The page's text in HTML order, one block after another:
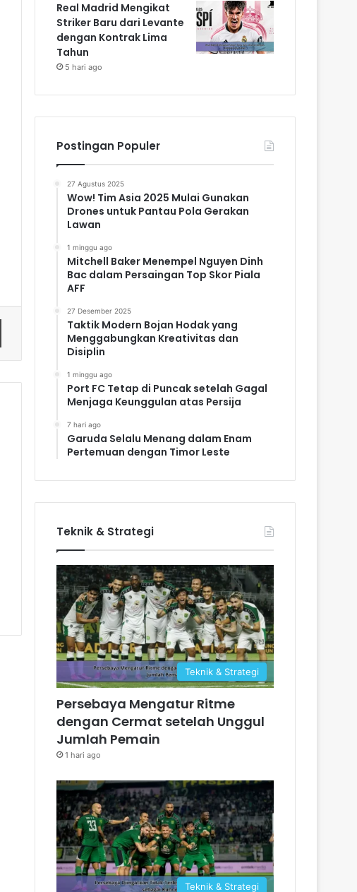
Real Madrid Mengikat
Striker Baru dari Levante
dengan Kontrak Lima
Tahun
5 hari ago
Postingan Populer
27 Agustus 2025
Wow! Tim Asia 2025 Mulai Gunakan
Drones untuk Pantau Pola Gerakan
Lawan
1 minggu ago
Mitchell Baker Menempel Nguyen Dinh
Bac dalam Persaingan Top Skor Piala
AFF
27 Desember 2025
Taktik Modern Bojan Hodak yang
Menggabungkan Kreativitas dan
Disiplin
1 minggu ago
Port FC Tetap di Puncak setelah Gagal
Menjaga Keunggulan atas Persija
7 hari ago
Garuda Selalu Menang dalam Enam
Pertemuan dengan Timor Leste
Teknik & Strategi
Teknik & Strategi
Persebaya Mengatur Ritme
dengan Cermat setelah Unggul
Jumlah Pemain
1 hari ago
Teknik & Strategi